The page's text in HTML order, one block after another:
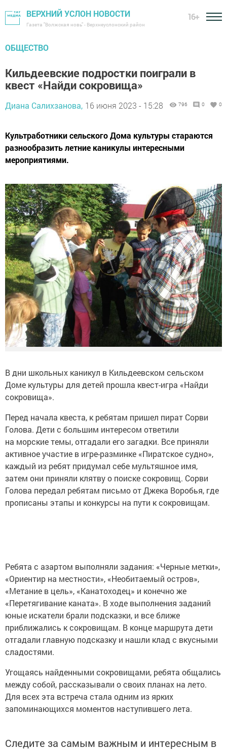
ВЕРХНИЙ УСЛОН НОВОСТИ
Газета "Волжская новь" - Верхнеуслонский район
16+
ОБЩЕСТВО
Кильдеевские подростки поиграли в
квест «Найди сокровища»
Диана Салихзанова, 16 июня 2023 - 15:28 796 0 0
Культработники сельского Дома культуры стараются
разнообразить летние каникулы интересными
мероприятиями.
В дни школьных каникул в Кильдеевском сельском
Доме культуры для детей прошла квест-игра «Найди
сокровища».
Перед начала квеста, к ребятам пришел пират Сорви
Голова. Дети с большим интересом ответили
на морские темы, отгадали его загадки. Все приняли
активное участие в игре-разминке «Пиратское судно»,
каждый из ребят придумал себе мультяшное имя,
затем они приняли клятву о поиске сокровищ. Сорви
Голова передал ребятам письмо от Джека Воробья, где
прописаны этапы и конкурсы на пути к сокровищам.
Ребята с азартом выполняли задания: «Черные метки»,
«Ориентир на местности», «Необитаемый остров»,
«Метание в цель», «Канатоходец» и конечно же
«Перетягивание каната». В ходе выполнения заданий
юные искатели брали подсказки, и все ближе
приближались к сокровищам. В конце маршрута дети
отгадали главную подсказку и нашли клад с вкусными
сладостями.
Угощаясь найденными сокровищами, ребята общались
между собой, рассказывали о своих планах на лето.
Для всех эта встреча стала одним из ярких
запоминающихся моментов наступившего лета.
Следите за самым важным и интересным в